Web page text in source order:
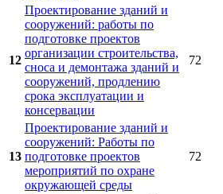
12
Проектирование зданий и
сооружений: работы по
подготовке проектов
организации строительства,
сноса и демонтажа зданий и
сооружений, продлению
срока эксплуатации и
консервации
72
13
Проектирование зданий и
сооружений: Работы по
подготовке проектов
мероприятий по охране
окружающей среды
72